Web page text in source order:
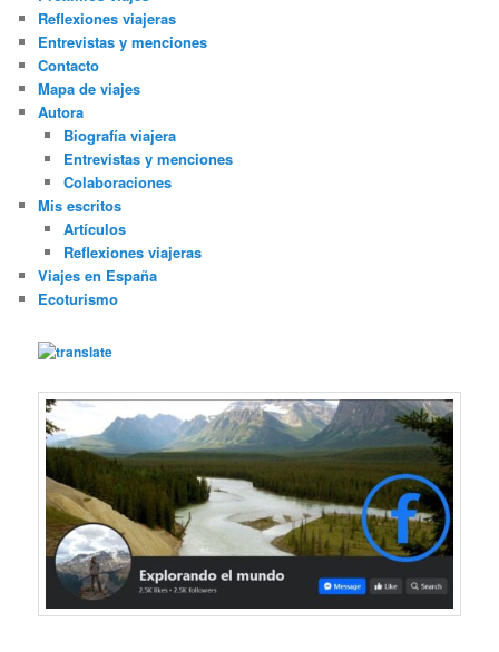
Reflexiones viajeras
Entrevistas y menciones
Contacto
Mapa de viajes
Autora
Biografía viajera
Entrevistas y menciones
Colaboraciones
Mis escritos
Artículos
Reflexiones viajeras
Viajes en España
Ecoturismo